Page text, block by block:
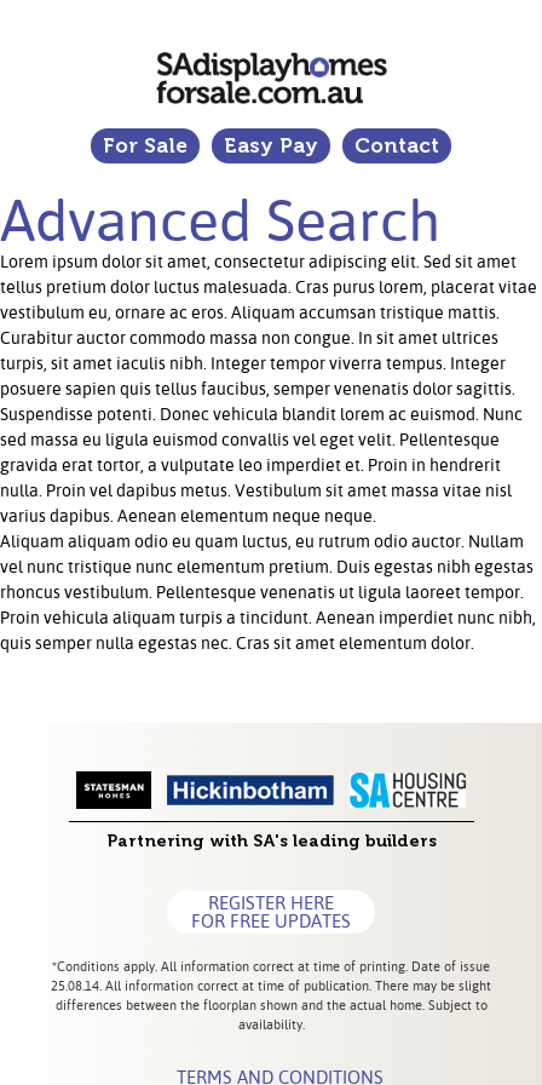
For Sale Easy Pay Contact
Advanced Search
Lorem ipsum dolor sit amet, consectetur adipiscing elit. Sed sit amet
tellus pretium dolor luctus malesuada. Cras purus lorem, placerat vitae
vestibulum eu, ornare ac eros. Aliquam accumsan tristique mattis.
Curabitur auctor commodo massa non congue. In sit amet ultrices
turpis, sit amet iaculis nibh. Integer tempor viverra tempus. Integer
posuere sapien quis tellus faucibus, semper venenatis dolor sagittis.
Suspendisse potenti. Donec vehicula blandit lorem ac euismod. Nunc
sed massa eu ligula euismod convallis vel eget velit. Pellentesque
gravida erat tortor, a vulputate leo imperdiet et. Proin in hendrerit
nulla. Proin vel dapibus metus. Vestibulum sit amet massa vitae nisl
varius dapibus. Aenean elementum neque neque.
Aliquam aliquam odio eu quam luctus, eu rutrum odio auctor. Nullam
vel nunc tristique nunc elementum pretium. Duis egestas nibh egestas
rhoncus vestibulum. Pellentesque venenatis ut ligula laoreet tempor.
Proin vehicula aliquam turpis a tincidunt. Aenean imperdiet nunc nibh,
quis semper nulla egestas nec. Cras sit amet elementum dolor.
Partnering with SA's leading builders
REGISTER HERE
FOR FREE UPDATES
*Conditions apply. All information correct at time of printing. Date of issue
25.08.14. All information correct at time of publication. There may be slight
differences between the floorplan shown and the actual home. Subject to
availability.
TERMS AND CONDITIONS